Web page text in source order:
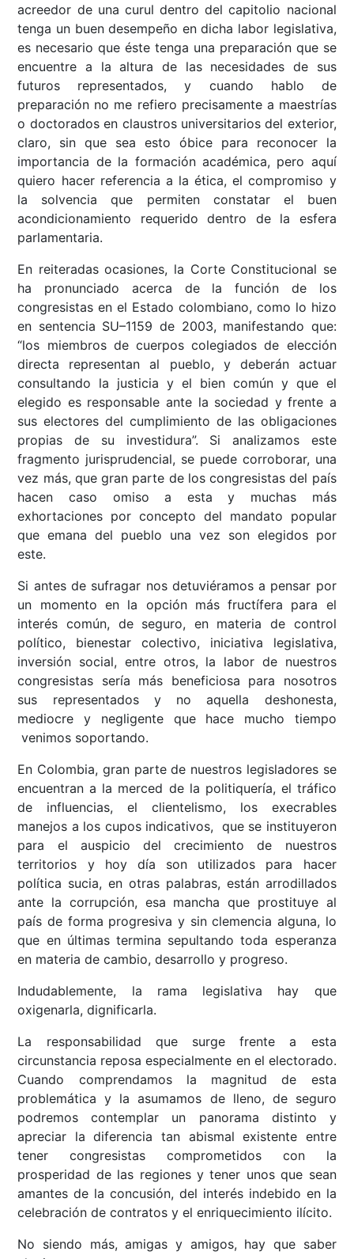
acreedor de una curul dentro del capitolio nacional
tenga un buen desempeño en dicha labor legislativa,
es necesario que éste tenga una preparación que se
encuentre a la altura de las necesidades de sus
futuros representados, y cuando hablo de
preparación no me refiero precisamente a maestrías
o doctorados en claustros universitarios del exterior,
claro, sin que sea esto óbice para reconocer la
importancia de la formación académica, pero aquí
quiero hacer referencia a la ética, el compromiso y
la solvencia que permiten constatar el buen
acondicionamiento requerido dentro de la esfera
parlamentaria.
En reiteradas ocasiones, la Corte Constitucional se
ha pronunciado acerca de la función de los
congresistas en el Estado colombiano, como lo hizo
en sentencia SU–1159 de 2003, manifestando que:
“los miembros de cuerpos colegiados de elección
directa representan al pueblo, y deberán actuar
consultando la justicia y el bien común y que el
elegido es responsable ante la sociedad y frente a
sus electores del cumplimiento de las obligaciones
propias de su investidura”. Si analizamos este
fragmento jurisprudencial, se puede corroborar, una
vez más, que gran parte de los congresistas del país
hacen caso omiso a esta y muchas más
exhortaciones por concepto del mandato popular
que emana del pueblo una vez son elegidos por
este.
Si antes de sufragar nos detuviéramos a pensar por
un momento en la opción más fructífera para el
interés común, de seguro, en materia de control
político, bienestar colectivo, iniciativa legislativa,
inversión social, entre otros, la labor de nuestros
congresistas sería más beneficiosa para nosotros
sus representados y no aquella deshonesta,
mediocre y negligente que hace mucho tiempo
venimos soportando.
En Colombia, gran parte de nuestros legisladores se
encuentran a la merced de la politiquería, el tráfico
de influencias, el clientelismo, los execrables
manejos a los cupos indicativos, que se instituyeron
para el auspicio del crecimiento de nuestros
territorios y hoy día son utilizados para hacer
política sucia, en otras palabras, están arrodillados
ante la corrupción, esa mancha que prostituye al
país de forma progresiva y sin clemencia alguna, lo
que en últimas termina sepultando toda esperanza
en materia de cambio, desarrollo y progreso.
Indudablemente, la rama legislativa hay que
oxigenarla, dignificarla.
La responsabilidad que surge frente a esta
circunstancia reposa especialmente en el electorado.
Cuando comprendamos la magnitud de esta
problemática y la asumamos de lleno, de seguro
podremos contemplar un panorama distinto y
apreciar la diferencia tan abismal existente entre
tener congresistas comprometidos con la
prosperidad de las regiones y tener unos que sean
amantes de la concusión, del interés indebido en la
celebración de contratos y el enriquecimiento ilícito.
No siendo más, amigas y amigos, hay que saber